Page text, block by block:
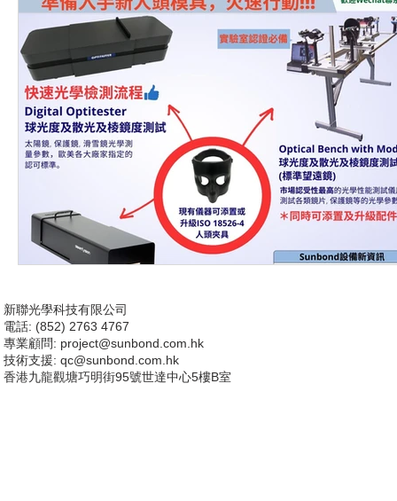
新聯光學科技有限公司
電話: (852) 2763 4767
專業顧問: project@sunbond.com.hk
技術支援: qc@sunbond.com.hk
香港九龍觀塘巧明街95號世達中心5樓B室